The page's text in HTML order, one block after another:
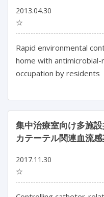
2013.04.30
☆
Rapid environmental
home with
occupation by residents
集中治療室向け多施
カテーテル関連血流
2017.11.30
☆